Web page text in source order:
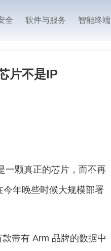
全 软件与服务 智能终端
片不是IP
颗真正的芯片，而不再
年晚些时候大规模部署
带有 Arm 品牌的数据中